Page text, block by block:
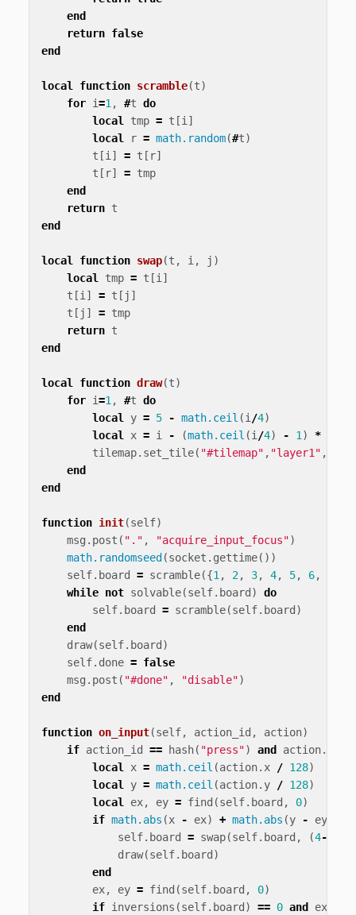
end
return false
end
local function scramble(t)
for i=1, #t do
local tmp = t [i]
local
r = math.random(#t)
t [i] = t [ r]
t [ r] = tmp
end
return t
end
local function swap(t , i, j )
local tmp = t [i]
t [i] = t [ j ]
t [ j ] = tmp
return t
end
local function draw(t)
for i=1, #t do
local y = 5 - math.ceil (i/4)
local x = i - (math.ceil (i/4) - 1) *
tilemap. set_tile( "#tilemap" , "layer1" ,
end
end
function init(self)
msg . post ( "." , "acquire_input_focus")
math.randomseed (socket . gettime())
self. board = scramble({1, 2, 3, 4, 5, 6,
while not solvable(self. board )
do
self. board = scramble(self. board )
end
draw(self. board )
self. done = false
msg . post ( "#done" , "disable")
end
function on_input(self, action_id , action)
if action_id == hash( "press") and action.
local x = math.ceil (action.x / 128)
local y = math.ceil (action. y / 128)
local ex, ey = find (self. board , 0)
if math.abs (x - ex) + math.abs (y - ey
self. board = swap(self. board , (4-
draw(self. board )
end
ex, ey = find (self. board , 0)
if inversions (self. board ) == 0 and ex